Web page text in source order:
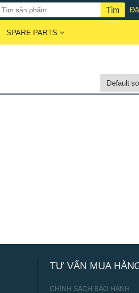
SPARE PARTS
TƯ VẤN MUA
CHÍNH SÁCH BẢO HÀNH